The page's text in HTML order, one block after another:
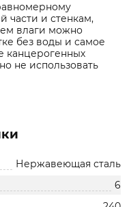
части и стенкам,
влаги можно
без воды и самое
канцерогенных
не использовать
Нержавеющая сталь
6